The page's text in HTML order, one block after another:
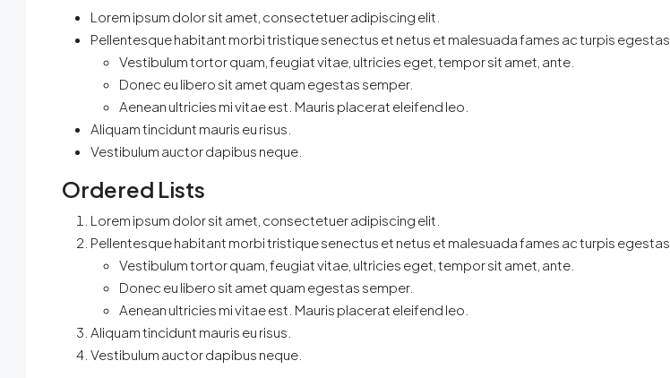
Lorem ipsum dolor sit amet, consectetuer adipiscing elit.
Pellentesque habitant morbi tristique senectus et netus et malesuada fames ac turpis egestas.
Vestibulum tortor quam, feugiat vitae, ultricies eget, tempor sit amet, ante.
Donec eu libero sit amet quam egestas semper.
Aenean ultricies mi vitae est. Mauris placerat eleifend leo.
Aliquam tincidunt mauris eu risus.
Vestibulum auctor dapibus neque.
Ordered Lists
Lorem ipsum dolor sit amet, consectetuer adipiscing elit.
Pellentesque habitant morbi tristique senectus et netus et malesuada fames ac turpis egestas.
Vestibulum tortor quam, feugiat vitae, ultricies eget, tempor sit amet, ante.
Donec eu libero sit amet quam egestas semper.
Aenean ultricies mi vitae est. Mauris placerat eleifend leo.
Aliquam tincidunt mauris eu risus.
Vestibulum auctor dapibus neque.